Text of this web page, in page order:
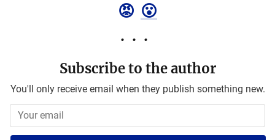
😡 😮
Subscribe to the author
You'll only receive email when they publish something new.